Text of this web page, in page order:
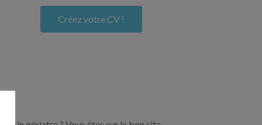
Créez votre CV !